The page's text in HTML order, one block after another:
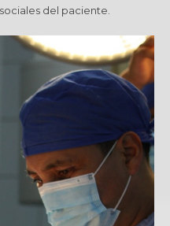
del paciente.